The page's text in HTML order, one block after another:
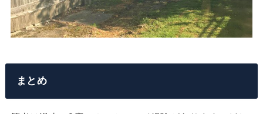
まとめ